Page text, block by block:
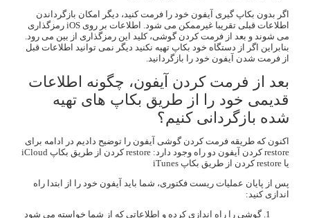
اگر بدون بکاپ گیری آیفون خود را فرمت کنید، دیگر امکان بازگرداندن
اطلاعات قبلی تقریبا غیرممکن می شود. اطلاعات بر روی iOS رمزگذاری
می شوند و بعد از فرمت کردن گوشی، کلید این رمزگذاری از بین می رود.
بنابراین اگر از دستگاه خود بکاپ تهیه نکنید دیگر نمی توانید اطلاعات قبل
از فرمت شدن آیفون خود را بازگردانید.
بعد از فرمت کردن آیفون، چگونه اطلاعات
قدیمی خود را از طریق بکاپ های تهیه
شده بازگردانی کنیم؟
اکنون که طریقه فرمت کردن گوشی آیفون را توضیح دادیم در ادامه برای
restore کردن آیفون دو راه وجود دارد: restore کردن از طریق بکاپ iCloud
یا restore کردن از طریق بکاپ iTunes
پس از پایان عملیات ریست فکتوری، شما باید آیفون خود را از ابتدا راه
اندازی کنید:
گوشی را راه اندازی کرده و اطلاعاتی که از شما خواسته می شود